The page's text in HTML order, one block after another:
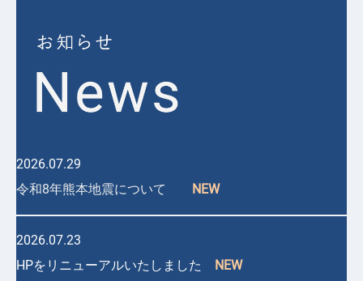
2026.07.29
令和8年熊本地震について
NEW
2026.07.23
HPをリニューアルいたしました NEW